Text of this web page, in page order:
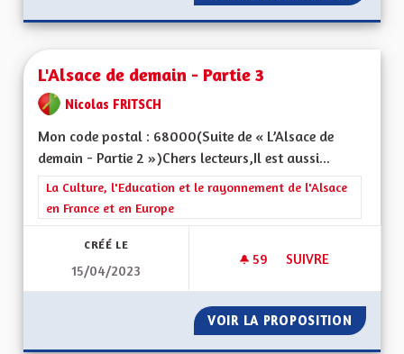
L'Alsace de demain - Partie 3
Nicolas FRITSCH
Mon code postal : 68000(Suite de « L’Alsace de
demain - Partie 2 »)Chers lecteurs,Il est aussi...
Filtrer les résultats de la catégorie : La Culture, l'Education et
La Culture, l'Education et le rayonnement de l'Alsace
en France et en Europe
CRÉÉ LE
15/04/2023
59 59 ABONNÉS
SUIVRE
VOIR LA PROPOSITION